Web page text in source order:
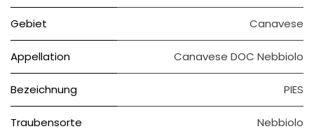
Gebiet Canavese
Appellation Canavese DOC Nebbiolo
Bezeichnung PIES
Traubensorte Nebbiolo